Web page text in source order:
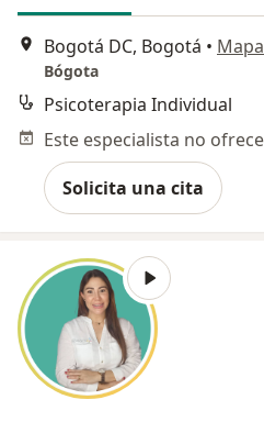
Bogotá DC, Bogotá • Mapa
Bógota
Psicoterapia Individual
Solicita una cita